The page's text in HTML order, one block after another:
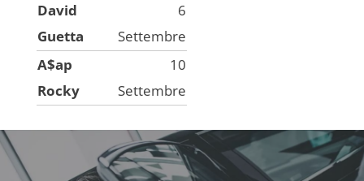
David
Guetta
6
Settembre
A$ap
Rocky
10
Settembre